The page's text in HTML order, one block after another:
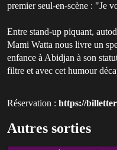
premier seul-en-scène :
Entre stand-up piquant,
Mami Watta nous livre un
enfance à Abidjan à son
filtre et avec cet humour
Réservation : https://billetterie.festik.net/
Autres sorties